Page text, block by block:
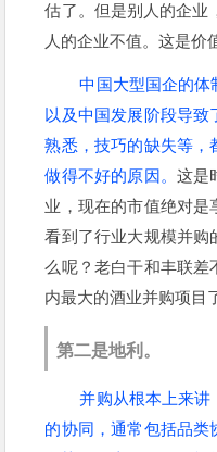
估了。但是别人的企业
人的企业不值。这是价
中国大型国企的体
以及中国发展阶段导
熟悉，技巧的缺失等，
做得不好的原因。这是
业，现在的市值绝对是
看到了行业大规模并购
么呢？老白干和丰联差
内最大的酒业并购项目
第二是地利。
并购从根本上来讲
的协同，通常包括品类